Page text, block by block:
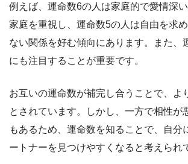
例えば、運命数6の人は家庭的で愛情深
家庭を重視し、運命数5の人は自由を求
ない関係を好む傾向にあります。また、
にも注目することが重要です。
お互いの運命数が補完し合うことで、よ
とされています。しかし、一方で相性が
もあるため、運命数を知ることで、自分
ートナーを見つけやすくなると考えられ